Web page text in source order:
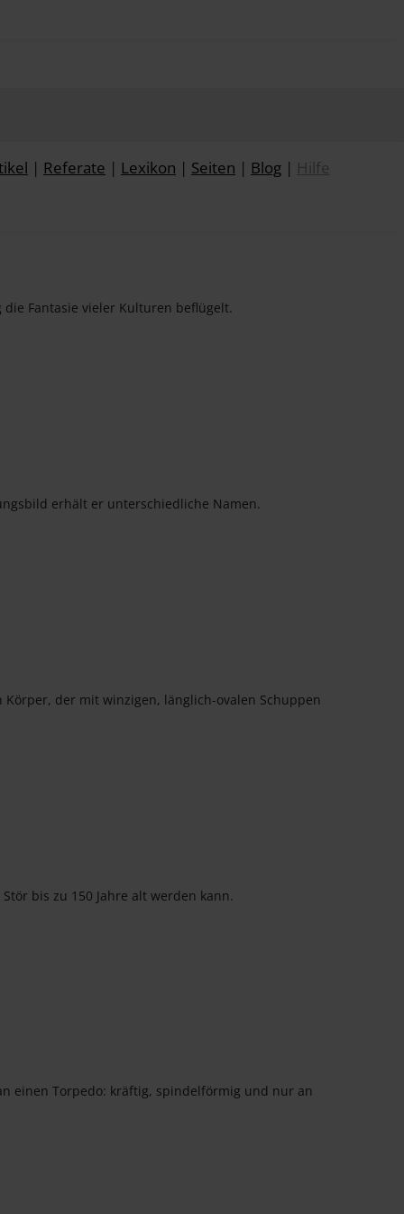
| Referate | Lexikon | Seiten | Blog | Hilfe
Fantasie vieler Kulturen beflügelt.
erhält er unterschiedliche Namen.
der mit winzigen, länglich-ovalen Schuppen
bis zu 150 Jahre alt werden kann.
einen Torpedo: kräftig, spindelförmig und nur an